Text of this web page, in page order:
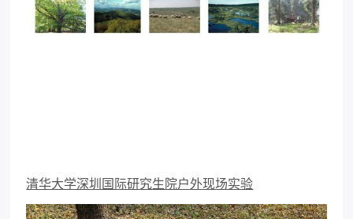
清华大学深圳国际研究生院户外现场实验